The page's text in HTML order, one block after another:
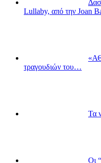
Lullaby, από την Joan
τραγουδιών του…
Τα
Οι